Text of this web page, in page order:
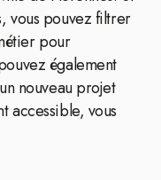
vous pouvez filtrer
pour
également
nouveau projet
accessible, vous